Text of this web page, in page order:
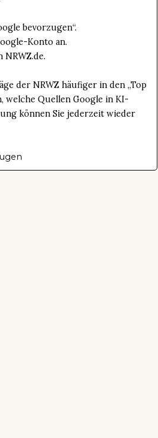
bevorzugen“.
Konto an.
NRWZ.de.
der NRWZ häufiger in den „Top
welche Quellen Google in KI-
können Sie jederzeit wieder